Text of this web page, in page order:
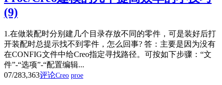
(9)
1.在做装配时分别建几个目录存放不同的零件，可是装好后打
开装配时总提示找不到零件，怎么回事? 答：主要是因为没有
在CONFIG文件中给Creo指定寻找路径。可按如下步骤：“文
件”-“选项”-“配置编辑...
07/283,363评论Creo proe